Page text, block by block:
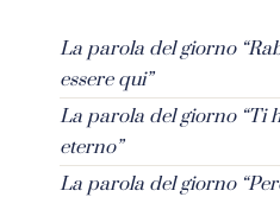
La parola del giorno
essere qui”
La parola del giorno “Ti
eterno”
La parola del giorno